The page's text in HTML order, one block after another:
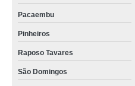
Pacaembu
Pinheiros
Raposo Tavares
São Domingos